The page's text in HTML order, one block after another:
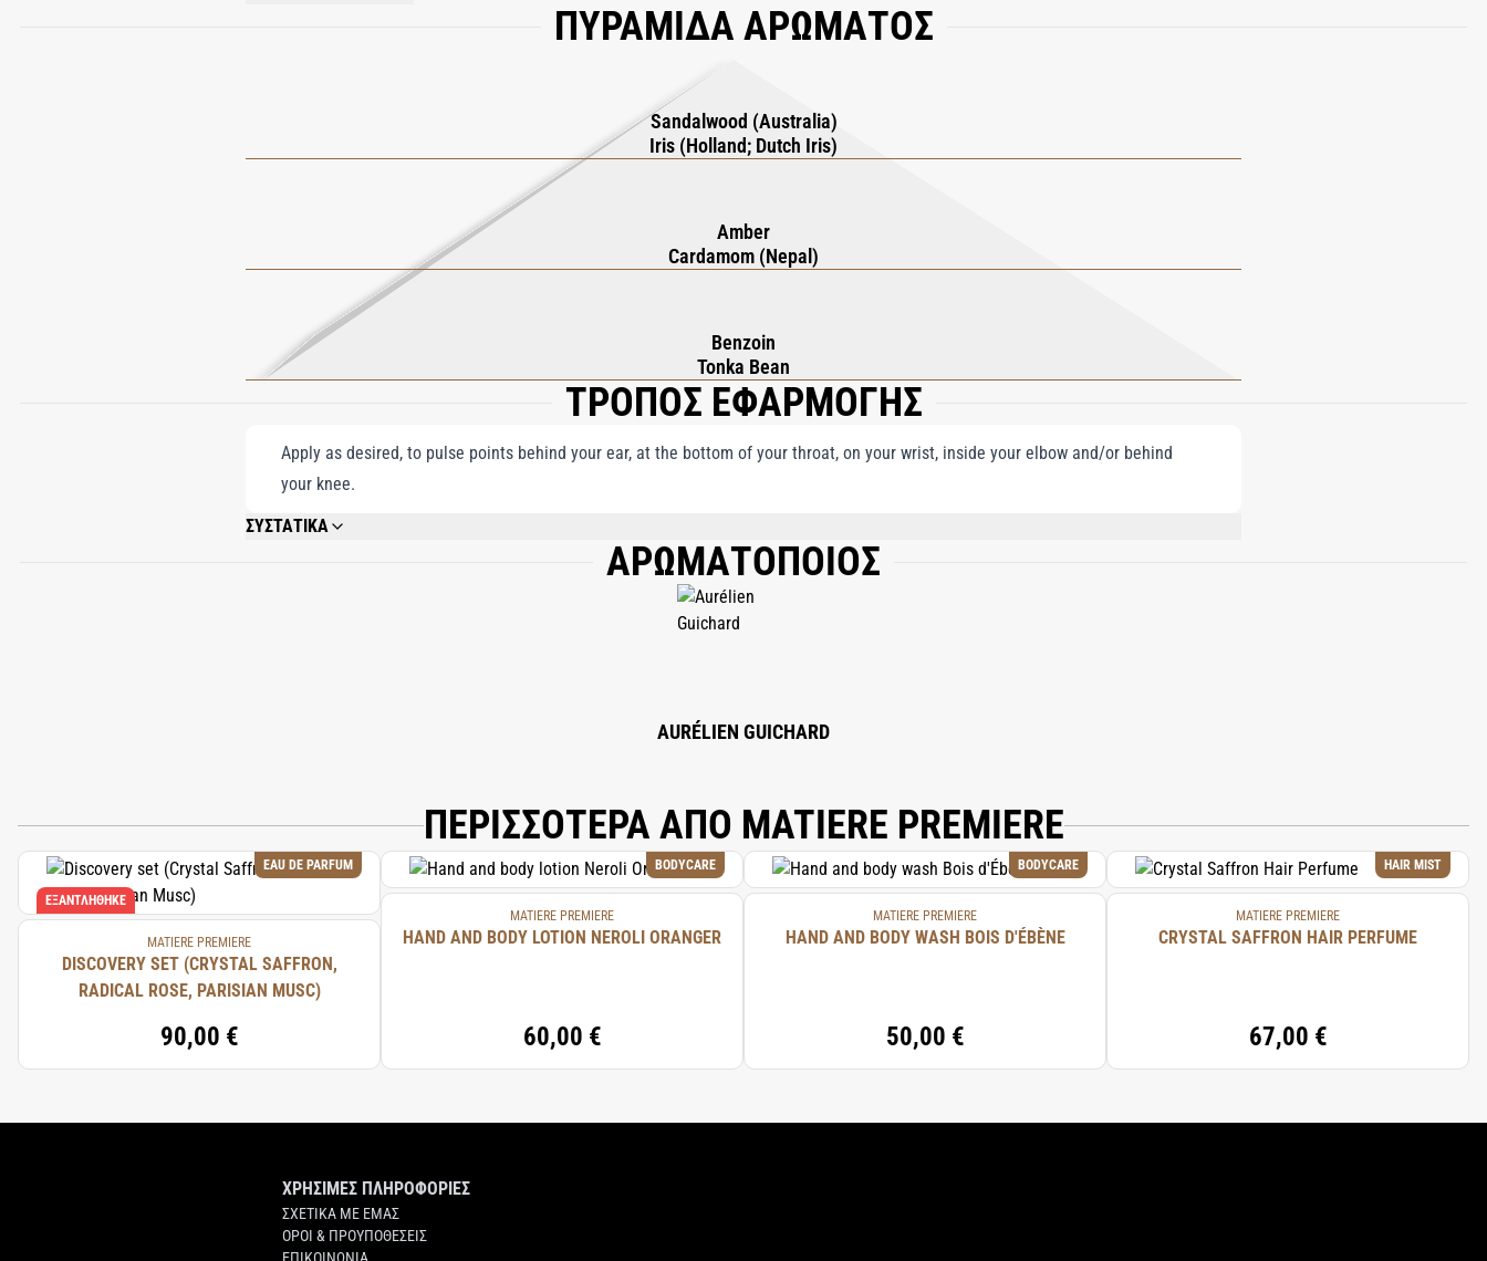
εξισορροπεί τις φρέσκες και κρεμώδεις όψεις του για να δημιουργήσει ένα ουδέτερο ως προς το φύλο άρωμα που αποπνέει κομψότητα
ΠΥΡΑΜΙΔΑ ΑΡΩΜΑΤΟΣ
Sandalwood (Australia)
Iris (Holland; Dutch Iris)
Amber
Cardamom (Nepal)
Benzoin
Tonka Bean
ΤΡΟΠΟΣ ΕΦΑΡΜΟΓΗΣ
Apply as desired, to pulse points behind your ear, at the bottom of your throat, on your wrist, inside your elbow and/or behind
your knee.
ΣΥΣΤΑΤΙΚΑ
ALCOHOL DENAT., PARFUM (FRAGRANCE), WATER (AQUA), COUMARIN, FARNESOL, BHT, LIMONENE, BENZYL CINNAMATE, LINALOOL,BENZYL BENZOATE,
ΑΡΩΜΑΤΟΠΟΙΟΣ
AURÉLIEN GUICHARD
ΠΕΡΙΣΣΟΤΕΡΑ ΑΠΟ MATIERE PREMIERE
EAU DE PARFUM
ΕΞΑΝΤΛΉΘΗΚΕ
MATIERE PREMIERE
DISCOVERY SET (CRYSTAL SAFFRON,
RADICAL ROSE, PARISIAN MUSC)
90,00 €
BODYCARE
MATIERE PREMIERE
HAND AND BODY LOTION NEROLI ORANGER
60,00 €
BODYCARE
MATIERE PREMIERE
HAND AND BODY WASH BOIS D'ÉBÈNE
50,00 €
HAIR MIST
MATIERE PREMIERE
CRYSTAL SAFFRON HAIR PERFUME
67,00 €
ΧΡΗΣΙΜΕΣ ΠΛΗΡΟΦΟΡΙΕΣ
ΣΧΕΤΙΚΑ ΜΕ ΕΜΑΣ
ΟΡΟΙ & ΠΡΟΥΠΟΘΕΣΕΙΣ